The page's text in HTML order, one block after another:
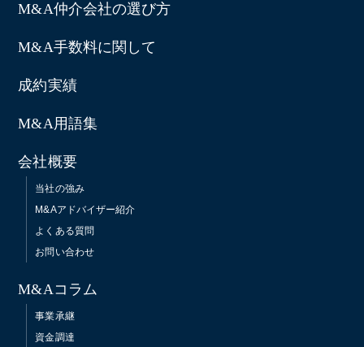
M&A仲介会社の選び方
M&A手数料に関して
成約実績
M&A用語集
会社概要
当社の強み
M&Aアドバイザー紹介
よくある質問
お問い合わせ
M&Aコラム
事業承継
資金調達